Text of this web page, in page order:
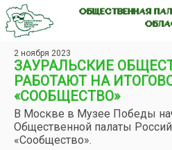
ОБЩЕСТВЕННАЯ
2 ноября 2023
ЗАУРАЛЬСКИЕ
РАБОТАЮТ НА
«СООБЩЕСТВО»
В Москве в Музее Победы
Общественной палаты
«Сообщество».